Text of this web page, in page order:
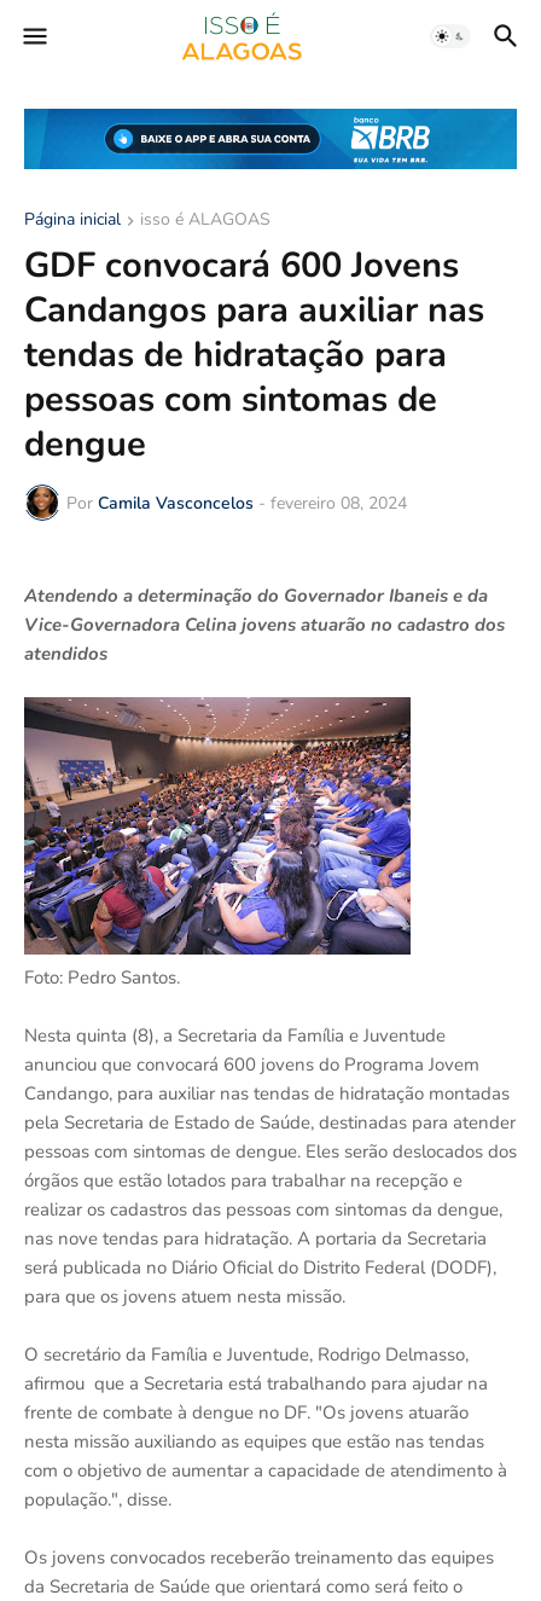
Página inicial isso é ALAGOAS
GDF convocará 600 Jovens
Candangos para auxiliar nas
tendas de hidratação para
pessoas com sintomas de
dengue
Por Camila Vasconcelos - fevereiro 08, 2024
Atendendo a determinação do Governador Ibaneis e da
Vice-Governadora Celina jovens atuarão no cadastro dos
atendidos
Foto: Pedro Santos.
Nesta quinta (8), a Secretaria da Família e Juventude
anunciou que convocará 600 jovens do Programa Jovem
Candango, para auxiliar nas tendas de hidratação montadas
pela Secretaria de Estado de Saúde, destinadas para atender
pessoas com sintomas de dengue. Eles serão deslocados dos
órgãos que estão lotados para trabalhar na recepção e
realizar os cadastros das pessoas com sintomas da dengue,
nas nove tendas para hidratação. A portaria da Secretaria
será publicada no Diário Oficial do Distrito Federal (DODF),
para que os jovens atuem nesta missão.
O secretário da Família e Juventude, Rodrigo Delmasso,
afirmou que a Secretaria está trabalhando para ajudar na
frente de combate à dengue no DF. "Os jovens atuarão
nesta missão auxiliando as equipes que estão nas tendas
com o objetivo de aumentar a capacidade de atendimento à
população.", disse.
Os jovens convocados receberão treinamento das equipes
da Secretaria de Saúde que orientará como será feito o